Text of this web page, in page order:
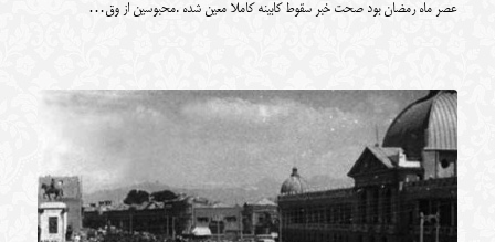
عصر ماه رمضان بود صحت خبر سقوط کابینه کاملا معین شده .محبوسین از وق…